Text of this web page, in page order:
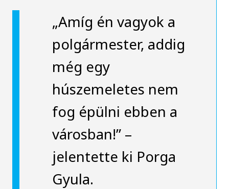
„Amíg én vagyok a
polgármester, addig
még egy
húszemeletes nem
fog épülni ebben a
városban!” –
jelentette ki Porga
Gyula.